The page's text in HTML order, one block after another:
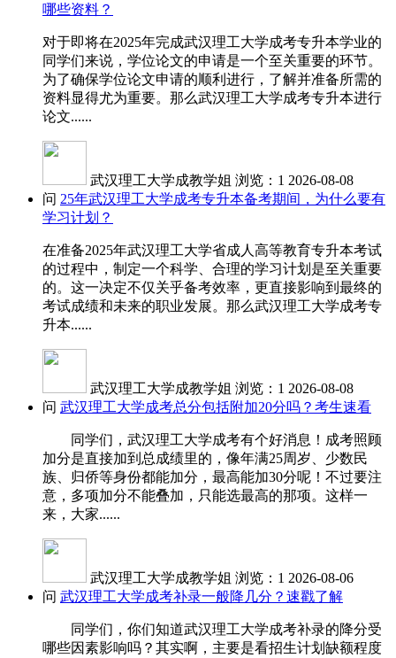
哪些资料？
对于即将在2025年完成武汉理工大学成考专升本学业的
同学们来说，学位论文的申请是一个至关重要的环节。
为了确保学位论文申请的顺利进行，了解并准备所需的
资料显得尤为重要。那么武汉理工大学成考专升本进行
论文......
武汉理工大学成教学姐 浏览：1 2026-08-08
问 25年武汉理工大学成考专升本备考期间，为什么要有
学习计划？
在准备2025年武汉理工大学省成人高等教育专升本考试
的过程中，制定一个科学、合理的学习计划是至关重要
的。这一决定不仅关乎备考效率，更直接影响到最终的
考试成绩和未来的职业发展。那么武汉理工大学成考专
升本......
武汉理工大学成教学姐 浏览：1 2026-08-08
问 武汉理工大学成考总分包括附加20分吗？考生速看
同学们，武汉理工大学成考有个好消息！成考照顾
加分是直接加到总成绩里的，像年满25周岁、少数民
族、归侨等身份都能加分，最高能加30分呢！不过要注
意，多项加分不能叠加，只能选最高的那项。这样一
来，大家......
武汉理工大学成教学姐 浏览：1 2026-08-06
问 武汉理工大学成考补录一般降几分？速戳了解
同学们，你们知道武汉理工大学成考补录的降分受
哪些因素影响吗？其实啊，主要是看招生计划缺额程度